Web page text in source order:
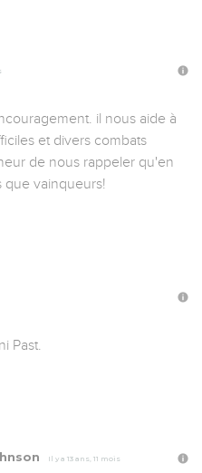
il nous aide à
et divers combats
de nous rappeler qu'en
que vainqueurs!
Past.
Il y a 13 ans, 11 mois